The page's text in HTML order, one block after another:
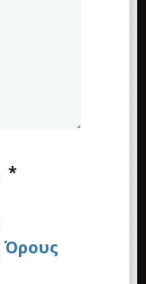
*
Όρους